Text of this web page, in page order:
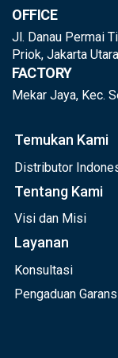
OFFICE
Jl. Danau Permai
Priok, Jakarta
FACTORY
Mekar Jaya, Kec.
Temukan Kami
Distributor
Tentang Kami
Visi dan Misi
Layanan
Konsultasi
Pengaduan